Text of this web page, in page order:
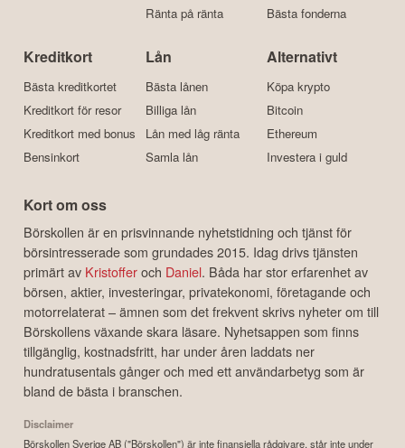
Ränta på ränta
Bästa fonderna
Kreditkort
Bästa kreditkortet
Kreditkort för resor
Kreditkort med bonus
Bensinkort
Lån
Bästa lånen
Billiga lån
Lån med låg ränta
Samla lån
Alternativt
Köpa krypto
Bitcoin
Ethereum
Investera i guld
Kort om oss
Börskollen är en prisvinnande nyhetstidning och tjänst för
börsintresserade som grundades 2015. Idag drivs tjänsten
primärt av Kristofferoch Daniel. Båda har stor erfarenhet av
börsen, aktier, investeringar, privatekonomi, företagande och
motorrelaterat – ämnen som det frekvent skrivs nyheter om till
Börskollens växande skara läsare. Nyhetsappen som finns
tillgänglig, kostnadsfritt, har under åren laddats ner
hundratusentals gånger och med ett användarbetyg som är
bland de bästa i branschen.
Disclaimer
Börskollen Sverige AB ("Börskollen") är inte finansiella rådgivare, står inte under